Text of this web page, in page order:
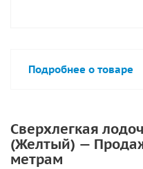
Подробнее о товаре
Сверхлегкая
(Желтый) —
метрам